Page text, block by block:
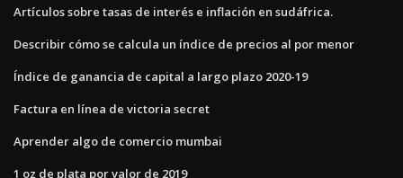
Artículos sobre tasas de interés e inflación en sudáfrica.
Describir cómo se calcula un índice de precios al por menor
Índice de ganancia de capital a largo plazo 2020-19
Factura en línea de victoria secret
Aprender algo de comercio mumbai
1 oz de plata por valor de 2019